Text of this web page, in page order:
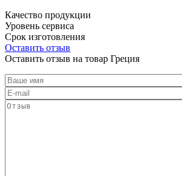
Качество продукции
Уровень сервиса
Срок изготовления
Оставить отзыв
Оставить отзыв на товар Греция